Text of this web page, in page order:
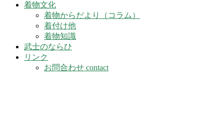
着物文化
着物からだより（コラム）
着付け他
着物知識
武士のならひ
リンク
お問合わせ contact